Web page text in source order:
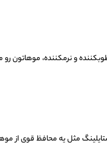
و نرمکننده، موهاتون رو
مثل یه محافظ قوی از